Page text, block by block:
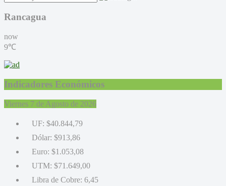
Rancagua
now
9℃
Indicadores Económicos
Viernes 7 de Agosto de 2026
UF: $40.844,79
Dólar: $913,86
Euro: $1.053,08
UTM: $71.649,00
Libra de Cobre: 6,45